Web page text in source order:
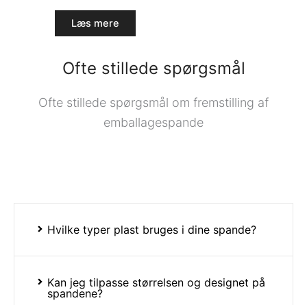
Læs mere
Ofte stillede spørgsmål
Ofte stillede spørgsmål om fremstilling af
emballagespande
Hvilke typer plast bruges i dine spande?
Kan jeg tilpasse størrelsen og designet på
spandene?